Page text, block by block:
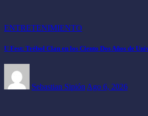
ENTRETENIMIENTO
U Fest: Trébol Clan en los Ciento Dos Años de
Sebastian Sipión Ago 6, 2026